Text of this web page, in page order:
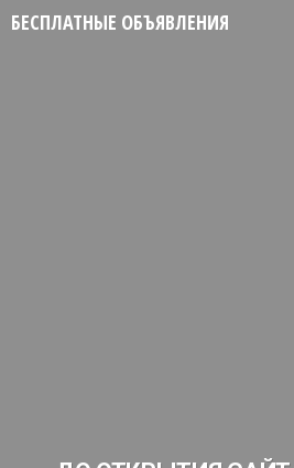
БЕСПЛАТНЫЕ ОБЪЯВЛЕНИЯ